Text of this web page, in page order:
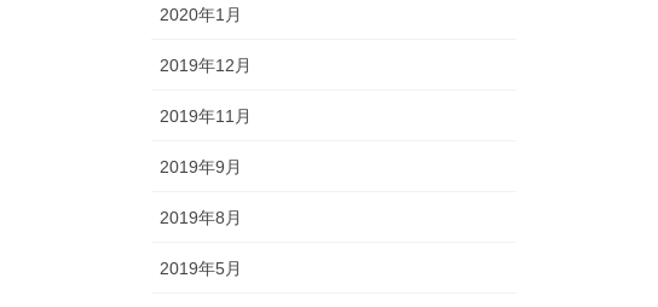
2020年1月
2019年12月
2019年11月
2019年9月
2019年8月
2019年5月